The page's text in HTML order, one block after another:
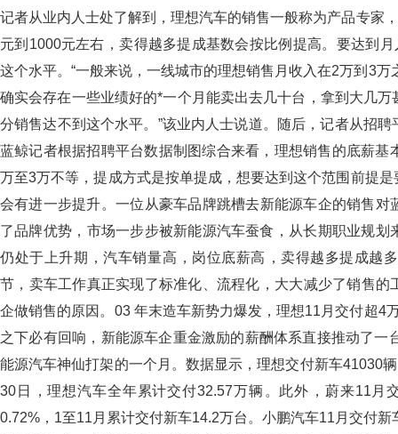
记者从业内人士处了解到，理想汽车的销售一般称为产品专家
元到1000元左右，卖得越多提成基数会按比例提高。要达到
这个水平。“一般来说，一线城市的理想销售月收入在2万到3万
确实会存在一些业绩好的*一个月能卖出去几十台，拿到大几万
分销售达不到这个水平。”该业内人士说道。随后，记者从
蓝鲸记者根据招聘平台数据制图综合来看，理想销售的底薪基
万至3万不等，提成方式是按单提成，想要达到这个范围前提
会有进一步提升。一位从豪车品牌跳槽去新能源车企的销售对
了品牌优势，市场一步步被新能源汽车蚕食，从长期职业规划
仍处于上升期，汽车销量高，岗位底薪高，卖得越多提成越
节，卖车工作真正实现了标准化、流程化，大大减少了销
企做销售的原因。03 年末造车新势力爆发，理想11月交付超4
之下必有回响，新能源车企重金激励的薪酬体系直接推动了一
能源汽车神仙打架的一个月。数据显示，理想交付新车41030辆
30日，理想汽车全年累计交付32.57万辆。此外，蔚来11月
0.72%，1至11月累计交付新车14.2万台。小鹏汽车11月交付新